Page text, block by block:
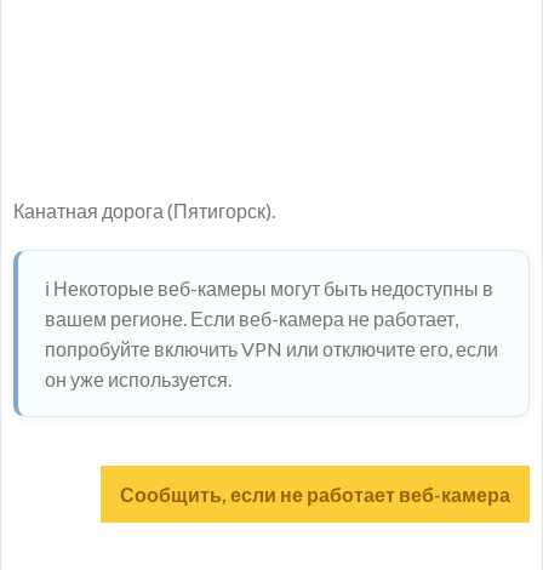
Канатная дорога (Пятигорск).
ℹ️ Некоторые веб-камеры могут быть недоступны в
вашем регионе. Если веб-камера не работает,
попробуйте включить VPN или отключите его, если
он уже используется.
Сообщить, если не работает веб-камера